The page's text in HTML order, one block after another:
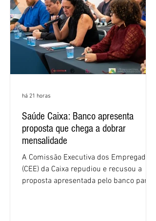
Saúde Caixa: Banco apresenta
proposta que chega a dobrar
mensalidade
A Comissão Executiva dos Empregados
(CEE) da Caixa repudiou e recusou a
proposta apresentada pelo banco para o
há 21 horas